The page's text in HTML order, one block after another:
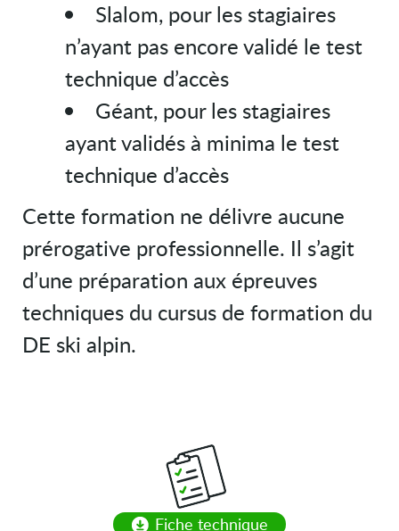
Slalom, pour les stagiaires
n’ayant pas encore validé le test
technique d’accès
Géant, pour les stagiaires
ayant validés à minima le test
technique d’accès
Cette formation ne délivre aucune
prérogative professionnelle. Il s’agit
d’une préparation aux épreuves
techniques du cursus de formation du
DE ski alpin.
Fiche technique